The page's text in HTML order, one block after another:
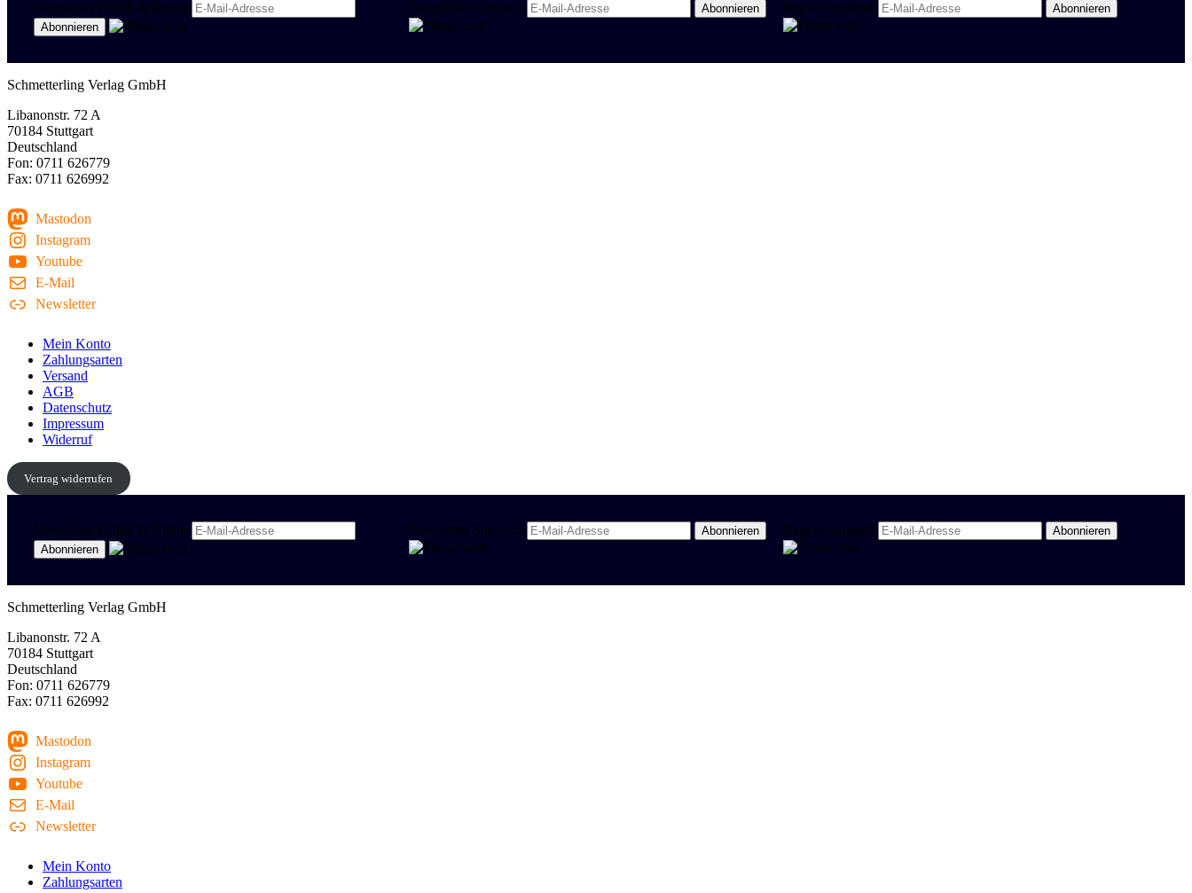
Newsletter Politik & Kultur Newsletter Spanisch Region Stuttgart
Schmetterling Verlag GmbH
Libanonstr. 72 A
70184 Stuttgart
Deutschland
Fon: 0711 626779
Fax: 0711 626992
Mastodon
Instagram
Youtube
E-Mail
Newsletter
Mein Konto
Zahlungsarten
Versand
AGB
Datenschutz
Impressum
Widerruf
Vertrag widerrufen
Newsletter Politik & Kultur Newsletter Spanisch Region Stuttgart
Schmetterling Verlag GmbH
Libanonstr. 72 A
70184 Stuttgart
Deutschland
Fon: 0711 626779
Fax: 0711 626992
Mastodon
Instagram
Youtube
E-Mail
Newsletter
Mein Konto
Zahlungsarten